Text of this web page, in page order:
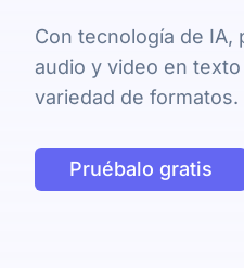
Con tecnología de
audio y video en
variedad de formatos.
Pruébalo gratis